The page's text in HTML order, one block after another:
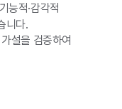
능적·감각적
니다.
설을 검증하여